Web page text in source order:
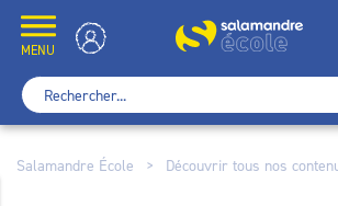
content
MENU
École
Rechercher :
Salamandre École > Découvrir tous nos